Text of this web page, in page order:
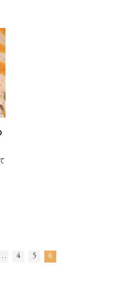
4 5 6